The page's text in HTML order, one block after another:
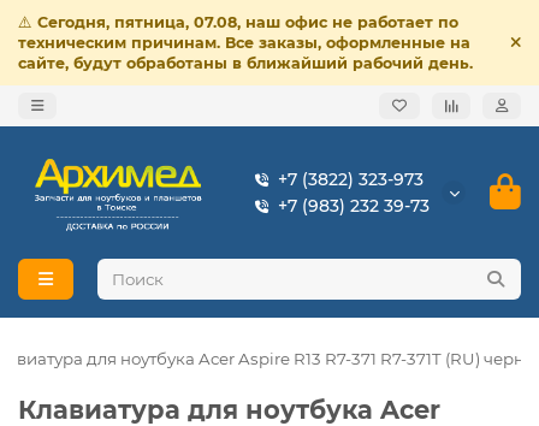
⚠️ Сегодня, пятница, 07.08, наш офис не работает по
техническим причинам. Все заказы, оформленные на
сайте, будут обработаны в ближайший рабочий день.
+7 (3822) 323-973
+7 (983) 232 39-73
для ноутбука Acer Aspire R13 R7-371 R7-371T (RU)
Клавиатура для ноутбука Acer